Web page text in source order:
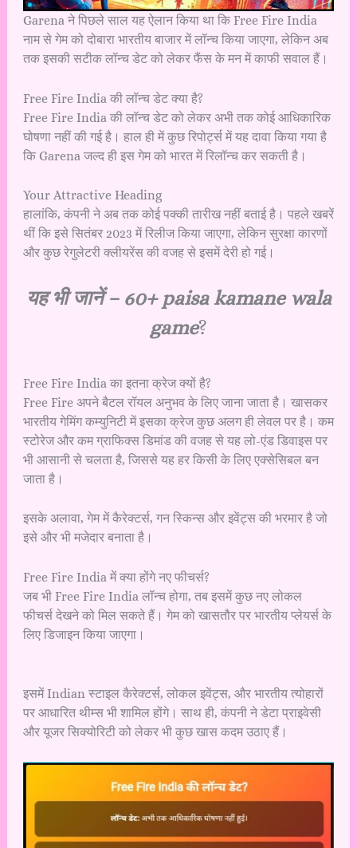
Garena ने पिछले साल यह ऐलान किया था कि Free Fire India
नाम से गेम को दोबारा भारतीय बाजार में लॉन्च किया जाएगा, लेकिन अब
तक इसकी सटीक लॉन्च डेट को लेकर फैंस के मन में काफी सवाल हैं।
Free Fire India की लॉन्च डेट क्या है?
Free Fire India की लॉन्च डेट को लेकर अभी तक कोई आधिकारिक
घोषणा नहीं की गई है। हाल ही में कुछ रिपोर्ट्स में यह दावा किया गया है
कि Garena जल्द ही इस गेम को भारत में रिलॉन्च कर सकती है।
Your Attractive Heading
हालांकि, कंपनी ने अब तक कोई पक्की तारीख नहीं बताई है। पहले खबरें
थीं कि इसे सितंबर 2023 में रिलीज किया जाएगा, लेकिन सुरक्षा कारणों
और कुछ रेगुलेटरी क्लीयरेंस की वजह से इसमें देरी हो गई।
यह भी जानें – 60+ paisa kamane wala
game?
Free Fire India का इतना क्रेज क्यों है?
Free Fire अपने बैटल रॉयल अनुभव के लिए जाना जाता है। खासकर
भारतीय गेमिंग कम्युनिटी में इसका क्रेज कुछ अलग ही लेवल पर है। कम
स्टोरेज और कम ग्राफिक्स डिमांड की वजह से यह लो-एंड डिवाइस पर
भी आसानी से चलता है, जिससे यह हर किसी के लिए एक्सेसिबल बन
जाता है।
इसके अलावा, गेम में कैरेक्टर्स, गन स्किन्स और इवेंट्स की भरमार है जो
इसे और भी मजेदार बनाता है।
Free Fire India में क्या होंगे नए फीचर्स?
जब भी Free Fire India लॉन्च होगा, तब इसमें कुछ नए लोकल
फीचर्स देखने को मिल सकते हैं। गेम को खासतौर पर भारतीय प्लेयर्स के
लिए डिजाइन किया जाएगा।
इसमें Indian स्टाइल कैरेक्टर्स, लोकल इवेंट्स, और भारतीय त्योहारों
पर आधारित थीम्स भी शामिल होंगे। साथ ही, कंपनी ने डेटा प्राइवेसी
और यूजर सिक्योरिटी को लेकर भी कुछ खास कदम उठाए हैं।